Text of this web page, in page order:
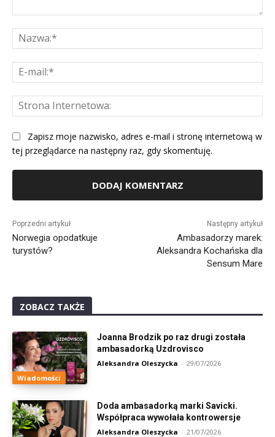
Zapisz moje nazwisko, adres e-mail i stronę internetową w
tej przeglądarce na następny raz, gdy skomentuję.
Poprzedni artykuł
Norwegia opodatkuje
turystów?
Następny artykuł
Ambasadorzy marek:
Aleksandra Kochańska dla
Sensum Mare
ZOBACZ TAKŻE
Wiadomości
Joanna Brodzik po raz drugi została
ambasadorką Uzdrovisco
Aleksandra Oleszycka - 29/07/2026
Doda ambasadorką marki Savicki.
Współpraca wywołała kontrowersje
Aleksandra Oleszycka - 21/07/2026